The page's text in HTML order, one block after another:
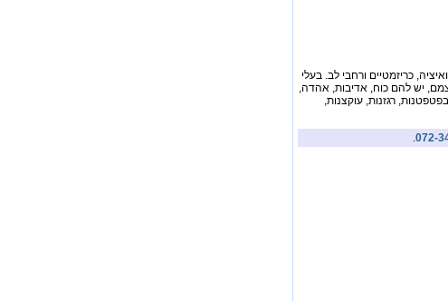
כריזמטיים ורחבי לב. בעלי
יש להם כוח, אדיבות, אהדה,
רגזנות, עוקצנות,
072-
.